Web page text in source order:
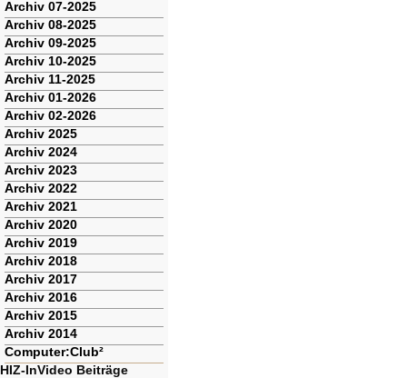
Archiv 07-2025
Archiv 08-2025
Archiv 09-2025
Archiv 10-2025
Archiv 11-2025
Archiv 01-2026
Archiv 02-2026
Archiv 2025
Archiv 2024
Archiv 2023
Archiv 2022
Archiv 2021
Archiv 2020
Archiv 2019
Archiv 2018
Archiv 2017
Archiv 2016
Archiv 2015
Archiv 2014
Computer:Club²
HIZ-InVideo Beiträge